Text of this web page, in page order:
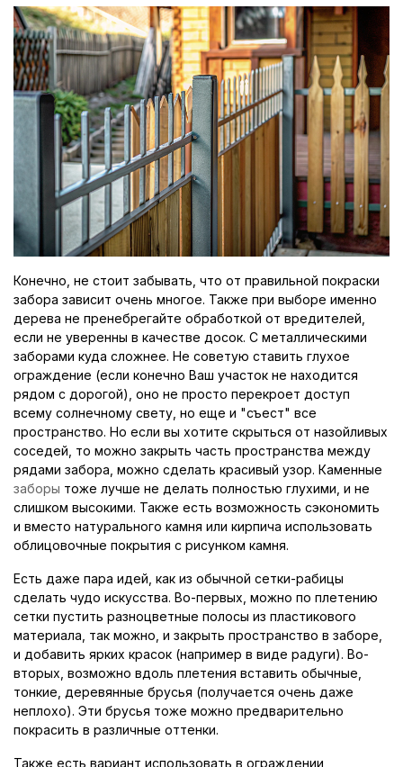
Конечно, не стоит забывать, что от правильной покраски
забора зависит очень многое. Также при выборе именно
дерева не пренебрегайте обработкой от вредителей,
если не уверенны в качестве досок. С металлическими
заборами куда сложнее. Не советую ставить глухое
ограждение (если конечно Ваш участок не находится
рядом с дорогой), оно не просто перекроет доступ
всему солнечному свету, но еще и "съест" все
пространство. Но если вы хотите скрыться от назойливых
соседей, то можно закрыть часть пространства между
рядами забора, можно сделать красивый узор. Каменные
заборы тоже лучше не делать полностью глухими, и не
слишком высокими. Также есть возможность сэкономить
и вместо натурального камня или кирпича использовать
облицовочные покрытия с рисунком камня.
Есть даже пара идей, как из обычной сетки-рабицы
сделать чудо искусства. Во-первых, можно по плетению
сетки пустить разноцветные полосы из пластикового
материала, так можно, и закрыть пространство в заборе,
и добавить ярких красок (например в виде радуги). Во-
вторых, возможно вдоль плетения вставить обычные,
тонкие, деревянные брусья (получается очень даже
неплохо). Эти брусья тоже можно предварительно
покрасить в различные оттенки.
Также есть вариант использовать в ограждении